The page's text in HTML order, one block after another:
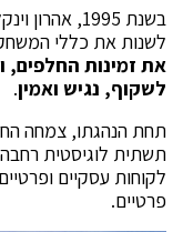
בשנת 1995, אהרון וינקלר הקים את
לשנות את כללי
את זמינות החלפים,
לשקוף, נגיש ואמין.
תחת הנהגתו, צמחה
תשתית לוגיסטית
לקוחות עסקיים
פרטיים.